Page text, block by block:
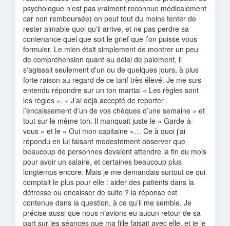
psychologue n’est pas vraiment reconnue médicalement
car non remboursée) on peut tout du moins tenter de
rester aimable quoi qu'il arrive, et ne pas perdre sa
contenance quel que soit le grief que l’on puisse vous
formuler. Le mien était simplement de montrer un peu
de compréhension quant au délai de paiement, il
s'agissait seulement d'un ou de quelques jours, à plus
forte raison au regard de ce tarif très élevé. Je me suis
entendu répondre sur un ton martial « Les règles sont
les règles ». « J’ai déjà accepté de reporter
l’encaissement d’un de vos chèques d’une semaine » et
tout sur le même ton. Il manquait juste le « Garde-à-
vous » et le « Oui mon capitaine »… Ce à quoi j’ai
répondu en lui faisant modestement observer que
beaucoup de personnes devaient attendre la fin du mois
pour avoir un salaire, et certaines beaucoup plus
longtemps encore. Mais je me demandais surtout ce qui
comptait le plus pour elle : aider des patients dans la
détresse ou encaisser de suite ? la réponse est
contenue dans la question, à ce qu’il me semble. Je
précise aussi que nous n’avions eu aucun retour de sa
part sur les séances que ma fille faisait avec elle, et je le